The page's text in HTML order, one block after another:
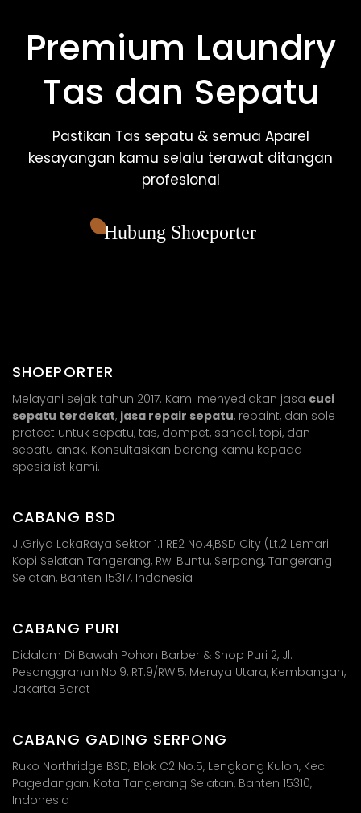
Premium Laundry
Tas dan Sepatu
Pastikan Tas sepatu & semua Aparel
kesayangan kamu selalu terawat ditangan
profesional
Hubung Shoeporter
SHOEPORTER
Melayani sejak tahun 2017. Kami menyediakan jasa cuci
sepatu terdekat, jasa repair sepatu, repaint, dan sole
protect untuk sepatu, tas, dompet, sandal, topi, dan
sepatu anak. Konsultasikan barang kamu kepada
spesialist kami.
CABANG BSD
Jl.Griya LokaRaya Sektor 1.1 RE2 No.4,BSD City (Lt.2 Lemari
Kopi Selatan Tangerang, Rw. Buntu, Serpong, Tangerang
Selatan, Banten 15317, Indonesia
CABANG PURI
Didalam Di Bawah Pohon Barber & Shop Puri 2, Jl.
Pesanggrahan No.9, RT.9/RW.5, Meruya Utara, Kembangan,
Jakarta Barat​
CABANG GADING SERPONG
Ruko Northridge BSD, Blok C2 No.5, Lengkong Kulon, Kec.
Pagedangan, Kota Tangerang Selatan, Banten 15310,
Indonesia​